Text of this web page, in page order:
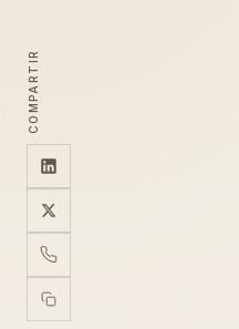
COMPARTIR
El contexto específico de